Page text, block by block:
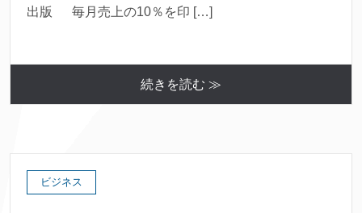
出版 毎月売上の10％を印 […]
続きを読む ≫
ビジネス